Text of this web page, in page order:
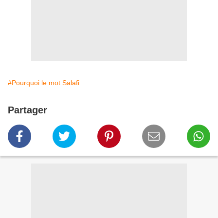
#Pourquoi le mot Salafi
Partager